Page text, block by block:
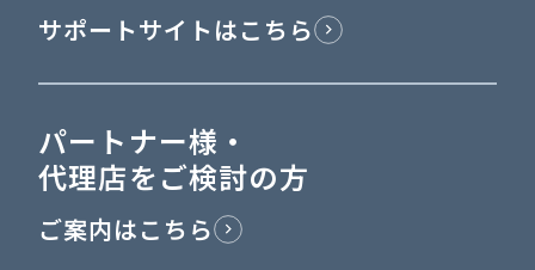
サポートサイトはこちら
パートナー様・
代理店をご検討の方
ご案内はこちら